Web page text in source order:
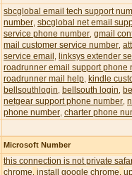
sbcglobal email tech support
number sbcglobal net email
service phone number gmail
mail customer service number
service email
linksys extender
roadrunner email support phone
roadrunner mail help kindle
bellsouthlogin bellsouth login
netgear support phone number
phone number charter phone
Microsoft Number
this connection is not private
chrome install google chrome